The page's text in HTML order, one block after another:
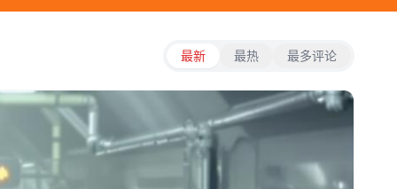
最新 最热 最多评论